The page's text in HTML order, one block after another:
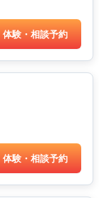
体験・相談予約
体験・相談予約